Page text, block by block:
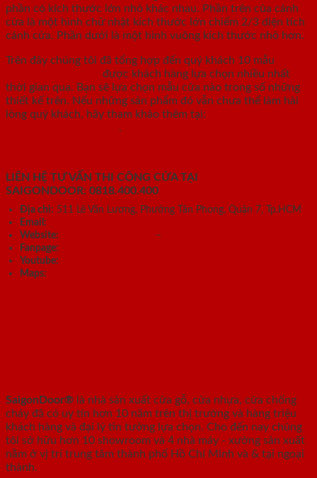
phần có kích thước lớn nhỏ khác nhau. Phần trên của cánh
cửa là một hình chữ nhật kích thước lớn chiếm 2/3 diện tích
cánh cửa. Phần dưới là một hình vuông kích thước nhỏ hơn.
Trên đây chúng tôi đã tổng hợp đến quý khách 10 mẫu
được khách hàng lựa chọn nhiều nhất
thời gian qua. Bạn sẽ lựa chọn mẫu cửa nào trong số những
thiết kế trên. Nếu những sản phẩm đó vẫn chưa thể làm hài
lòng quý khách, hãy tham khảo thêm tại:
.
LIÊN HỆ TƯ VẤN THI CÔNG CỬA TẠI
SAIGONDOOR: 0818.400.400
Địa chỉ: 511 Lê Văn Lương, Phường Tân Phong, Quận 7, Tp.HCM
Email:
Website:
–
Fanpage:
Youtube:
Maps:
SaigonDoor® là nhà sản xuất cửa gỗ, cửa nhựa, cửa chống
cháy đã có uy tín hơn 10 năm trên thị trường và hàng triệu
khách hàng và đại lý tin tưởng lựa chọn. Cho đến nay chúng
tôi sở hữu hơn 10 showroom và 4 nhà máy - xưởng sản xuất
nằm ở vị trí trung tâm thành phố Hồ Chí Minh và & tại ngoại
thành.